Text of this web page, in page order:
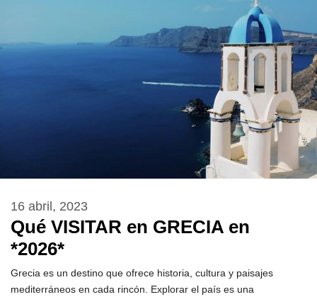
Qué VISITAR en GRECIA en
*2026*
16 abril, 2023
Grecia es un destino que ofrece historia, cultura y paisajes
mediterráneos en cada rincón. Explorar el país es una